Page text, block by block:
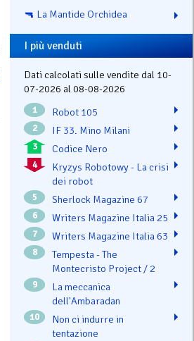
🔫 La Mantide Orchidea
I più venduti
Dati calcolati sulle vendite dal 10-
07-2026 al 08-08-2026
1 Robot 105
2 IF 33. Mino Milani
3 Codice Nero
4
Kryzys Robotowy - La crisi
dei robot
5 Sherlock Magazine 67
6 Writers Magazine Italia 25
7 Writers Magazine Italia 63
8
Tempesta - The
Montecristo Project / 2
9
La meccanica
dell'Ambaradan
10
Non ci indurre in
tentazione